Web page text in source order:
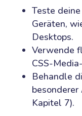
Teste
Geräten,
Desktops.
Verwende
CSS-
Behandle
Kapitel 7).